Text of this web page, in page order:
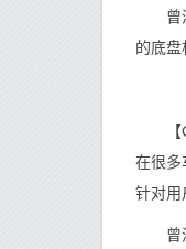
曾清
的底盘
【
在很多
针对用
曾清